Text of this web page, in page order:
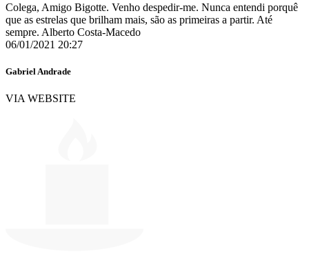
Colega, Amigo Bigotte. Venho despedir-me. Nunca entendi porquê
que as estrelas que brilham mais, são as primeiras a partir. Até
sempre. Alberto Costa-Macedo
06/01/2021 20:27
Gabriel Andrade
VIA WEBSITE